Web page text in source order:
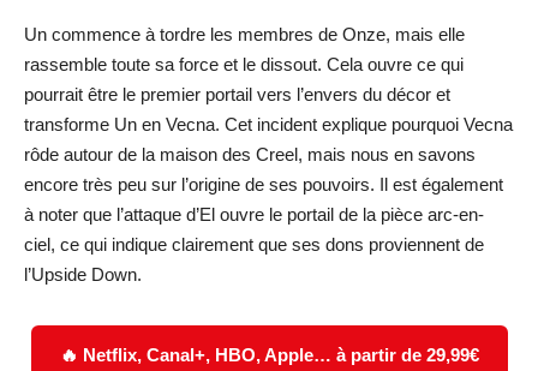
Un commence à tordre les membres de Onze, mais elle
rassemble toute sa force et le dissout. Cela ouvre ce qui
pourrait être le premier portail vers l’envers du décor et
transforme Un en Vecna. Cet incident explique pourquoi Vecna
rôde autour de la maison des Creel, mais nous en savons
encore très peu sur l’origine de ses pouvoirs. Il est également
à noter que l’attaque d’El ouvre le portail de la pièce arc-en-
ciel, ce qui indique clairement que ses dons proviennent de
l’Upside Down.
🔥 Netflix, Canal+, HBO, Apple… à partir de 29,99€